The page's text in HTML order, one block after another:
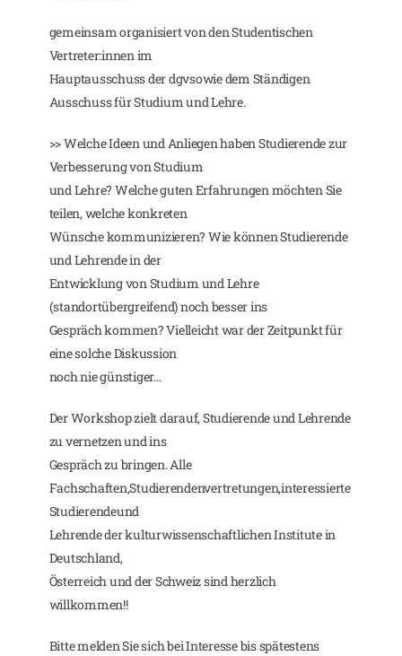
gemeinsam organisiert von den Studentischen
Vertreter:innen im
Hauptausschuss der dgvsowie dem Ständigen
Ausschuss für Studium und Lehre.
>> Welche Ideen und Anliegen haben Studierende zur
Verbesserung von Studium
und Lehre? Welche guten Erfahrungen möchten Sie
teilen, welche konkreten
Wünsche kommunizieren? Wie können Studierende
und Lehrende in der
Entwicklung von Studium und Lehre
(standortübergreifend) noch besser ins
Gespräch kommen? Vielleicht war der Zeitpunkt für
eine solche Diskussion
noch nie günstiger…
Der Workshop zielt darauf, Studierende und Lehrende
zu vernetzen und ins
Gespräch zu bringen. Alle
Fachschaften,Studierendenvertretungen,interessierte
Studierendeund
Lehrende der kulturwissenschaftlichen Institute in
Deutschland,
Österreich und der Schweiz sind herzlich
willkommen!!
Bitte melden Sie sich bei Interesse bis spätestens